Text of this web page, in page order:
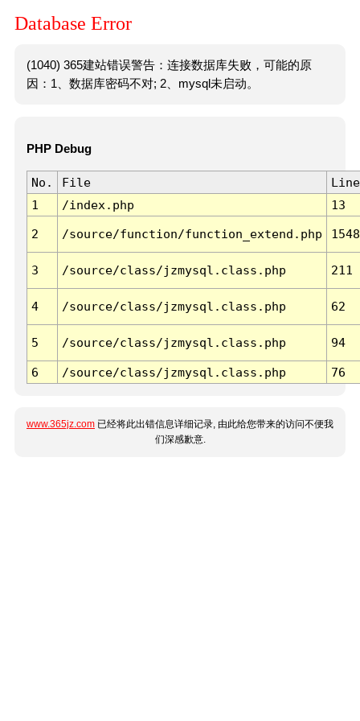
Database Error
(1040) 365建站错误警告：连接数据库失败，可能的原
因：1、数据库密码不对; 2、mysql未启动。
PHP Debug
No. File
Line
1
/index.php 13
2 /source/function/function_extend.php 1548
3 /source/class/jzmysql.class.php 211
4 /source/class/jzmysql.class.php 62
5 /source/class/jzmysql.class.php 94
6 /source/class/jzmysql.class.php 76
www.365jz.com 已经将此出错信息详细记录, 由此给您带来的访问不便我
们深感歉意.